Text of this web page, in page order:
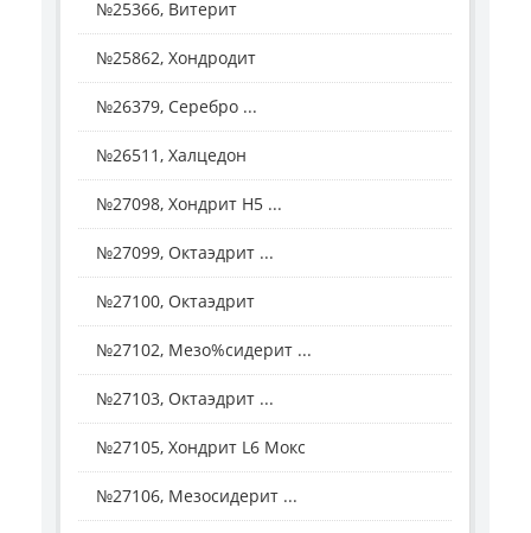
№25366, Витерит
№25862, Хондродит
№26379, Серебро ...
№26511, Халцедон
№27098, Хондрит H5 ...
№27099, Октаэдрит ...
№27100, Октаэдрит
№27102, Мезо%сидерит ...
№27103, Октаэдрит ...
№27105, Хондрит L6 Мокс
№27106, Мезосидерит ...